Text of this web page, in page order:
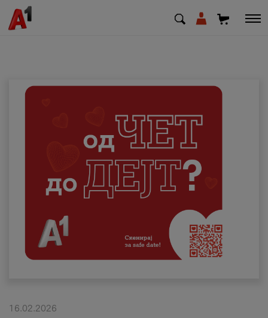
Деловни
Поддршка
Надополни кредит
Плати сметка
#ПодобарОнлајн
16.02.2026